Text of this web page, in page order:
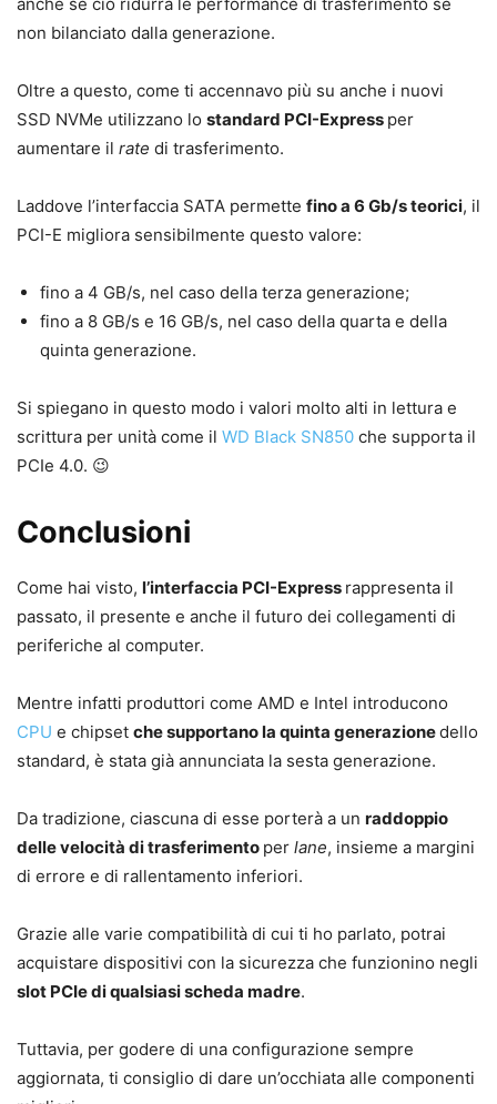
non bilanciato dalla generazione.
Oltre a questo, come ti accennavo più su anche i nuovi
SSD NVMe utilizzano lo standard PCI-Express per
aumentare il rate di trasferimento.
Laddove l’interfaccia SATA permette fino a 6 Gb/s teorici, il
PCI-E migliora sensibilmente questo valore:
fino a 4 GB/s, nel caso della terza generazione;
fino a 8 GB/s e 16 GB/s, nel caso della quarta e della
quinta generazione.
Si spiegano in questo modo i valori molto alti in lettura e
scrittura per unità come il WD Black SN850 che supporta il
PCIe 4.0. 😉
Conclusioni
Come hai visto, l’interfaccia PCI-Express rappresenta il
passato, il presente e anche il futuro dei collegamenti di
periferiche al computer.
Mentre infatti produttori come AMD e Intel introducono
CPU e chipset che supportano la quinta generazionedello
standard, è stata già annunciata la sesta generazione.
Da tradizione, ciascuna di esse porterà a un raddoppio
delle velocità di trasferimento per lane, insieme a margini
di errore e di rallentamento inferiori.
Grazie alle varie compatibilità di cui ti ho parlato, potrai
acquistare dispositivi con la sicurezza che funzionino negli
slot PCIe di qualsiasi scheda madre.
Tuttavia, per godere di una configurazione sempre
aggiornata, ti consiglio di dare un’occhiata alle componenti